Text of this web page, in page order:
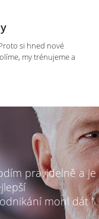
si hned nové
my trénujeme a
pravidelně a je
mohl dát ”